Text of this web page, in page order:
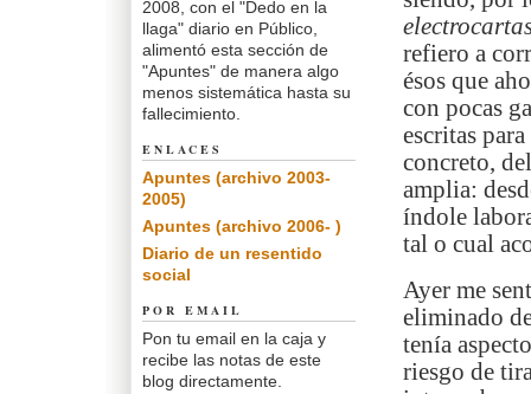
refiero a
ésos que
con pocas
escritas
concreto,
amplia:
índole
tal o cual
Ayer me
eliminado
tenía
riesgo de
2008, con el "Dedo en la
llaga" diario en Público,
alimentó esta sección de
"Apuntes" de manera algo
menos sistemática hasta su
fallecimiento.
ENLACES
Apuntes (archivo 2003-
2005)
Apuntes (archivo 2006- )
Diario de un resentido
social
POR EMAIL
Pon tu email en la caja y
recibe las notas de este
blog directamente.